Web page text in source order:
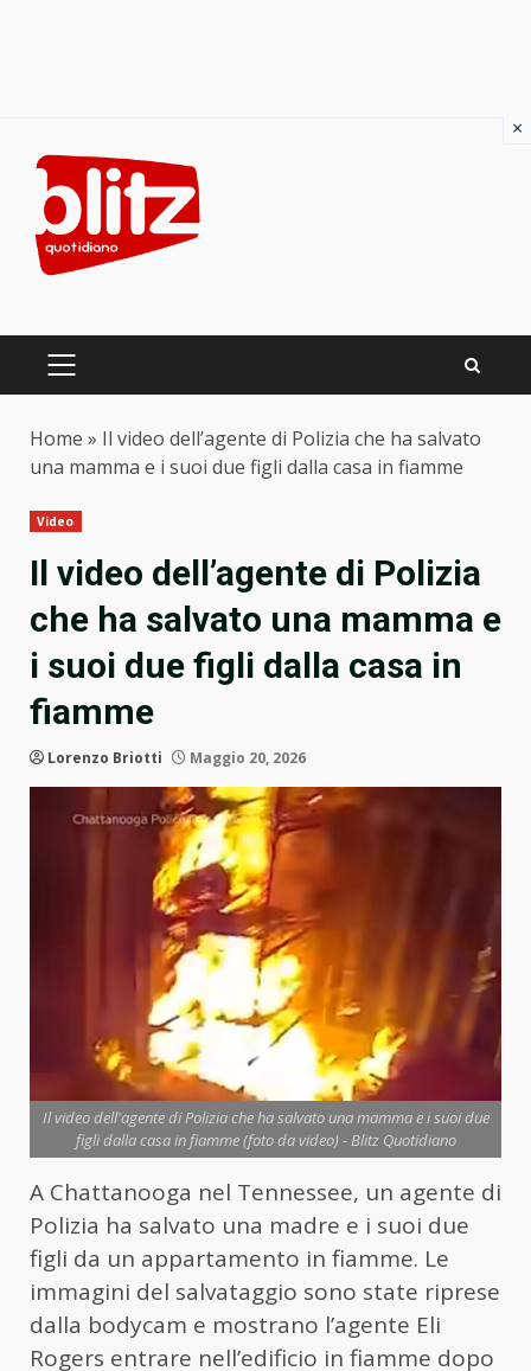
content
PRIMARY
Home » Il video dell’agente di Polizia che ha salvato
una mamma e i suoi due figli dalla casa in fiamme
Video
Il video dell’agente di Polizia
che ha salvato una mamma e
i suoi due figli dalla casa in
fiamme
Lorenzo Briotti Maggio 20, 2026
Il video dell'agente di Polizia che ha salvato una mamma e i suoi due
figli dalla casa in fiamme (foto da video) - Blitz Quotidiano
A Chattanooga nel Tennessee, un agente di
Polizia ha salvato una madre e i suoi due
figli da un appartamento in fiamme. Le
immagini del salvataggio sono state riprese
dalla bodycam e mostrano l’agente Eli
Rogers entrare nell’edificio in fiamme dopo
×